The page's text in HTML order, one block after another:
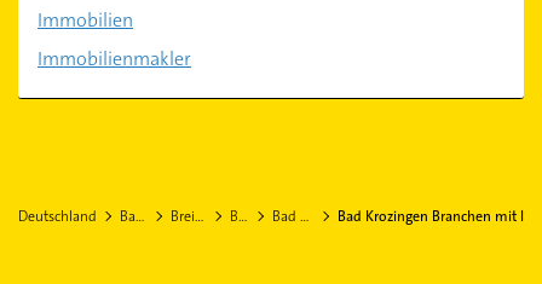
Immobilien
Immobilienmakler
Deutschland Baden-Württemberg Breisgau-Hochschwarzwald Bad Krozingen Bad Krozingen Stadtteil Biengen Bad Krozingen Branchen mit I